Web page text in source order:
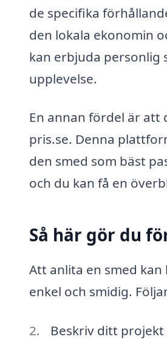
de specifika
den lokala ekonomin
kan erbjuda personlig
upplevelse.
En annan fördel är att
pris.se. Denna
den smed som bäst
och du kan få en
Så här gör du
Att anlita en smed
enkel och smidig.
Beskriv ditt